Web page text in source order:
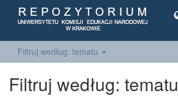
Filtruj według: tematu
Filtruj według: tematu